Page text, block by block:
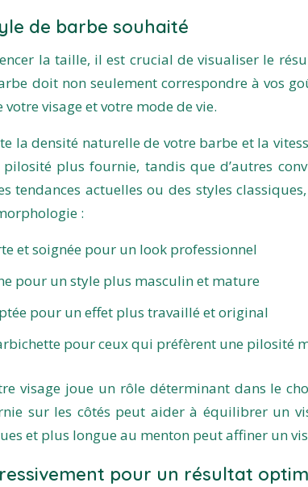
de barbe souhaité
la taille, il est crucial de visualiser le
doit non seulement correspondre à vos
votre visage et votre mode de vie.
la densité naturelle de votre barbe et la
pilosité plus fournie, tandis que d’autres
tendances actuelles ou des styles
:
et soignée pour un look professionnel
pour un style plus masculin et mature
pour un effet plus travaillé et original
pour ceux qui préfèrent une pilosité
visage joue un rôle déterminant dans le
sur les côtés peut aider à équilibrer un
et plus longue au menton peut affiner un
pour un résultat